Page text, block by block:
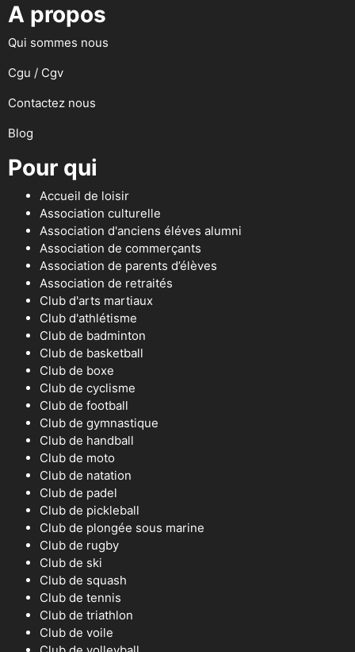
A propos
Qui sommes nous
Cgu / Cgv
Contactez nous
Blog
Pour qui
Accueil de loisir
Association culturelle
Association d'anciens éléves alumni
Association de commerçants
Association de parents d’élèves
Association de retraités
Club d'arts martiaux
Club d'athlétisme
Club de badminton
Club de basketball
Club de boxe
Club de cyclisme
Club de football
Club de gymnastique
Club de handball
Club de moto
Club de natation
Club de padel
Club de pickleball
Club de plongée sous marine
Club de rugby
Club de ski
Club de squash
Club de tennis
Club de triathlon
Club de voile